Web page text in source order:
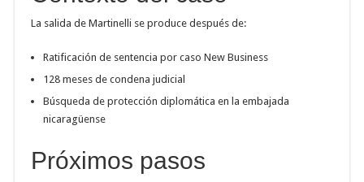
La salida de Martinelli se produce después de:
Ratificación de sentencia por caso New Business
128 meses de condena judicial
Búsqueda de protección diplomática en la embajada
nicaragüense
Próximos pasos